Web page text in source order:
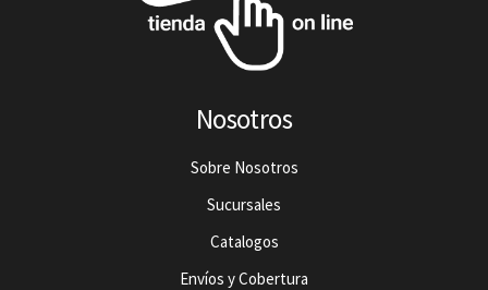
Nosotros
Sobre Nosotros
Sucursales
Catalogos
Envíos y Cobertura